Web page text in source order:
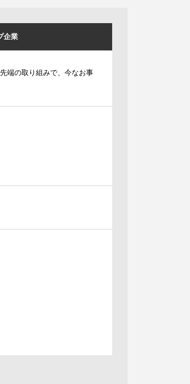
企業
端の取り組みで、今なお事